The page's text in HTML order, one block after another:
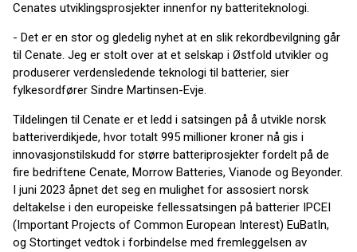
Cenates utviklingsprosjekter innenfor ny batteriteknologi.
- Det er en stor og gledelig nyhet at en slik rekordbevilgning går
til Cenate. Jeg er stolt over at et selskap i Østfold utvikler og
produserer verdensledende teknologi til batterier, sier
fylkesordfører Sindre Martinsen-Evje.
Tildelingen til Cenate er et ledd i satsingen på å utvikle norsk
batteriverdikjede, hvor totalt 995 millioner kroner nå gis i
innovasjonstilskudd for større batteriprosjekter fordelt på de
fire bedriftene Cenate, Morrow Batteries, Vianode og Beyonder.
I juni 2023 åpnet det seg en mulighet for assosiert norsk
deltakelse i den europeiske fellessatsingen på batterier IPCEI
(Important Projects of Common European Interest) EuBatIn,
og Stortinget vedtok i forbindelse med fremleggelsen av